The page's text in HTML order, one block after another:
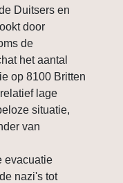
Duitsers en
door
de
het aantal
op 8100 Britten
lage
situatie,
van
evacuatie
nazi's tot